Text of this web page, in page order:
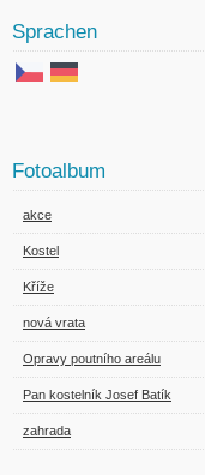
Sprachen
Fotoalbum
akce
Kostel
Kříže
nová vrata
Opravy poutního areálu
Pan kostelník Josef Batík
zahrada